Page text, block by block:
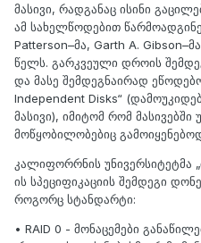
მასივი, რადგანაც ისინი
ამ სახელწოდებით
Patterson–მა, Garth A.
წელს. გარკვეული დროის
და მასე შემდეგნაირად
Independent Disks“
მასივი), იმიტომ რომ
მოწყობილობებიც
კალიფორრნის უნივერსიტეტმა
ის სპეციფიკაციის შემდეგი
როგორც სტანდარტი:
• RAID 0 - მონაცემები